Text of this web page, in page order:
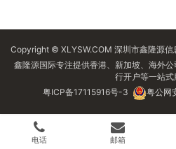
Copyright © XLYSW.COM 深圳市鑫隆源信
鑫隆源国际专注提供香港、新加坡、海外
行开户等一站式
粤ICP备17115916号-3
粤公网
电话 邮箱